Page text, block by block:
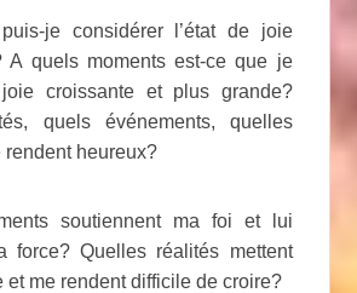
je considérer l’état de joie
A quels moments est-ce que je
croissante et plus grande?
quels événements, quelles
rendent heureux?
soutiennent ma foi et lui
force? Quelles réalités mettent
et me rendent difficile de croire?